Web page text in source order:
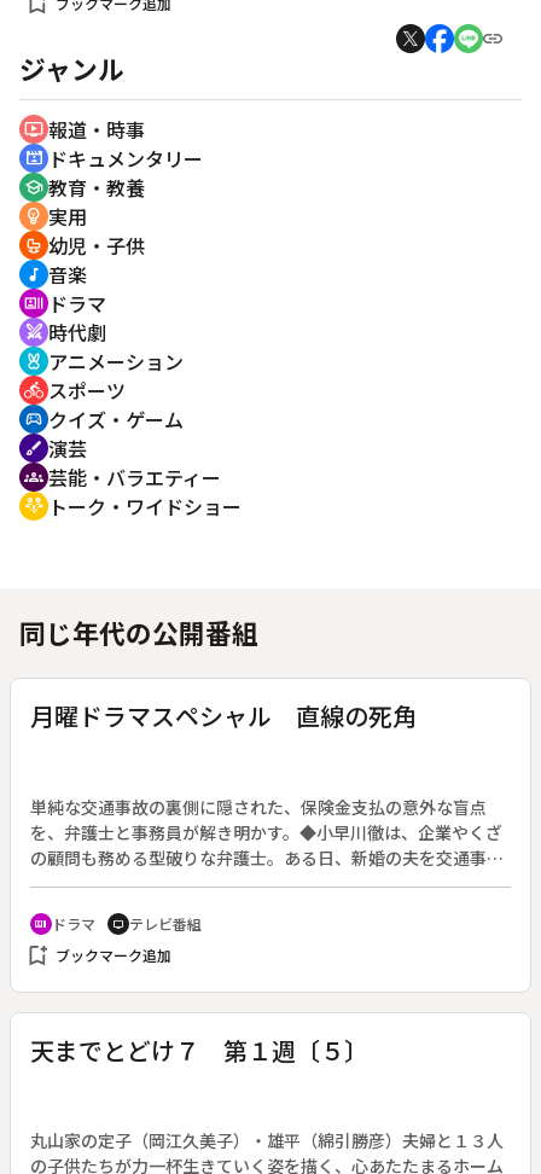
ジャンル
ondemand_video 報道・時事
cinematic_blur ドキュメンタリー
school 教育・教養
emoji_objects 実用
crib 幼児・子供
music_note 音楽
recent_actors ドラマ
swords 時代劇
cruelty_free アニメーション
directions_bike スポーツ
sports_esports クイズ・ゲーム
brush 演芸
groups 芸能・バラエティー
adaptive_audio_mic トーク・ワイドショー
同じ年代の公開番組
月曜ドラマスペシャル 直線の死角
単純な交通事故の裏側に隠された、保険金支払の意外な盲点
を、弁護士と事務員が解き明かす。◆小早川徹は、企業やくざ
の顧問も務める型破りな弁護士。ある日、新婚の夫を交通事故
で亡くした水野由美に事故の示談交渉を依頼される。久々に大
金の絡んだ仕事に張り切る徹は、元ＯＬという新採用の事務
員・紀藤ひろ子を伴い、事故現場と警察の調書を比較する。調
書によれば、加害者・中里は事故後、携帯電話で救急車の要請
の速度と被害者が飛ばされた距離の物理的な矛盾を指摘する。
徹の恩師で交通事故鑑定士の門松も、事故は故意に引き起こさ
れたものと判定する。徹らの調査で、由美と中里、謎の男・矢
recent_actors ドラマ tv テレビ番組
bookmark_add ブックマーク追加
天までとどけ７ 第１週〔５〕
丸山家の定子（岡江久美子）・雄平（綿引勝彦）夫婦と１３人
の子供たちが力一杯生きていく姿を描く、心あたたまるホーム